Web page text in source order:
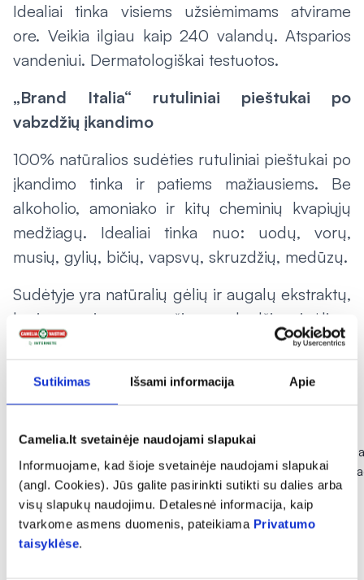
Sutikimas Išsami informacija Apie
Camelia.lt svetainėje naudojami slapukai
Informuojame, kad šioje svetainėje naudojami slapukai
(angl. Cookies). Jūs galite pasirinkti sutikti su dalies arba
visų slapukų naudojimu. Detalesnė informacija, kaip
tvarkome asmens duomenis, pateikiama Privatumo
taisyklėse.
Idealiai tinka visiems užsiėmimams atvirame
ore. Veikia ilgiau kaip 240 valandų. Atsparios
vandeniui. Dermatologiškai testuotos.
„Brand Italia“ rutuliniai pieštukai po
vabzdžių įkandimo
100% natūralios sudėties rutuliniai pieštukai po
įkandimo tinka ir patiems mažiausiems. Be
alkoholio, amoniako ir kitų cheminių kvapiųjų
medžiagų. Idealiai tinka nuo: uodų, vorų,
musių, gylių, bičių, vapsvų, skruzdžių, medūzų.
Sudėtyje yra natūralių gėlių ir augalų ekstraktų,
kurie ramina, sumažina vabzdžio įgėlimo
sukeltą niežėjimą. Tinka jautriai odai.
Kitos naujienos